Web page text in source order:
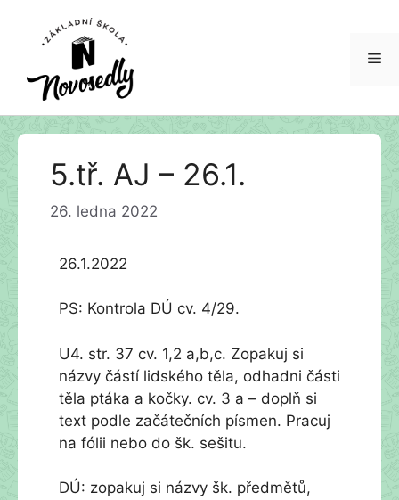
Přeskočit
5.tř. AJ – 26.1.
26. ledna 2022
26.1.2022
PS: Kontrola DÚ cv. 4/29.
U4. str. 37 cv. 1,2 a,b,c. Zopakuj si
názvy částí lidského těla, odhadni části
těla ptáka a kočky. cv. 3 a – doplň si
text podle začátečních písmen. Pracuj
na fólii nebo do šk. sešitu.
DÚ: zopakuj si názvy šk. předmětů,